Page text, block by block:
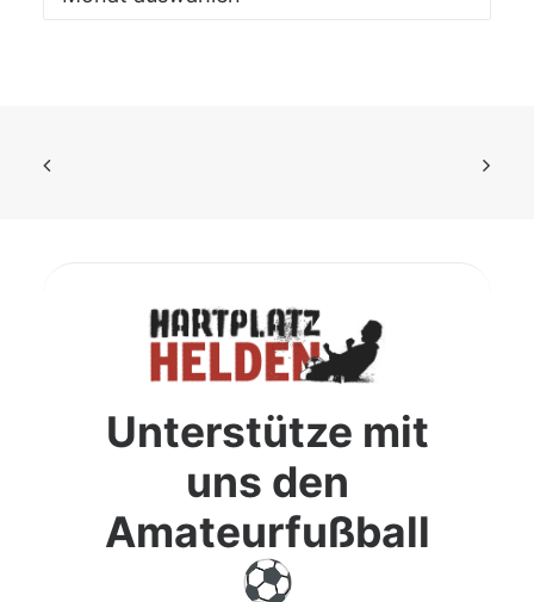
Unterstütze mit
uns den
Amateurfußball